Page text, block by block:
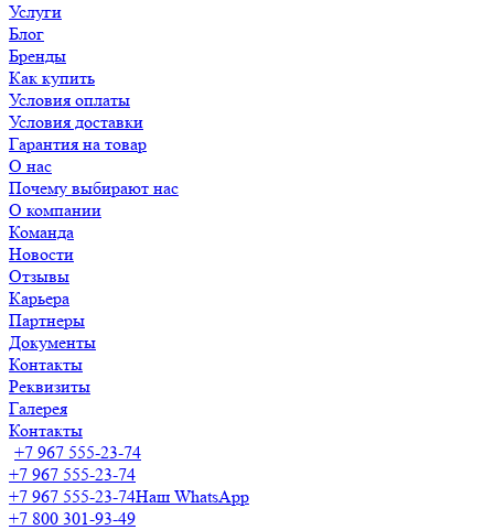
Услуги
Блог
Бренды
Как купить
Условия оплаты
Условия доставки
Гарантия на товар
О нас
Почему выбирают нас
О компании
Команда
Новости
Отзывы
Карьера
Партнеры
Документы
Контакты
Реквизиты
Галерея
Контакты
+7 967 555-23-74
+7 967 555-23-74
+7 967 555-23-74Наш WhatsApp
+7 800 301-93-49